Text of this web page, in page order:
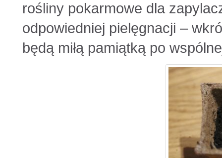
rośliny pokarmowe dla
odpowiedniej pielęgnacji –
będą miłą pamiątką po